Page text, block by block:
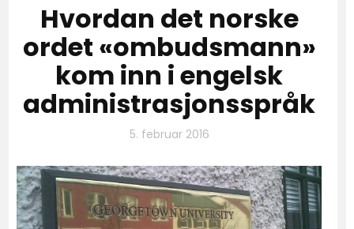
Hvordan det norske
ordet «ombudsmann»
kom inn i engelsk
administrasjonsspråk
5. februar 2016